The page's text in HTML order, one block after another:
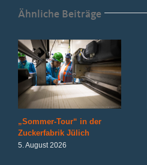
Ähnliche Beiträge
„Sommer-Tour“ in der
Zuckerfabrik Jülich
5. August 2026